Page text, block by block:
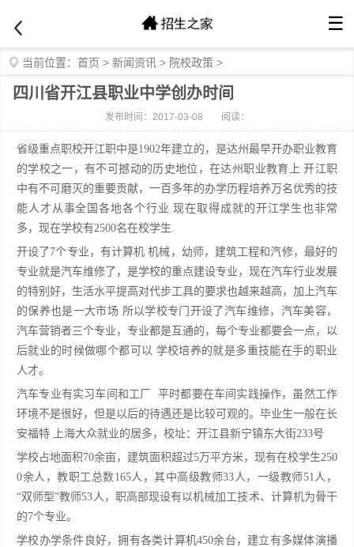
☰
当前位置： 首页 > 新闻资讯 > 院校政策 >
四川省开江县职业中学创办时间
发布时间：2017-03-08 阅读：
省级重点职校开江职中是1902年建立的，是达州最早开办职业教育
的学校之一，有不可撼动的历史地位，在达州职业教育上 开江职
中有不可磨灭的重要贡献，一百多年的办学历程培养万名优秀的技
能人才从事全国各地各个行业 现在取得成就的开江学生也非常
多，现在学校有2500名在校学生.
开设了7个专业，有计算机 机械，幼师，建筑工程和汽修，最好的
专业就是汽车维修了，是学校的重点建设专业，现在汽车行业发展
的特别好，生活水平提高对代步工具的要求也越来越高，加上汽车
的保养也是一大市场 所以学校专门开设了汽车维修，汽车美容，
汽车营销者三个专业，专业都是互通的，每个专业都要会一点，以
后就业的时候做哪个都可以 学校培养的就是多重技能在手的职业
人才。
汽车专业有实习车间和工厂 平时都要在车间实践操作，虽然工作
环境不是很好，但是以后的待遇还是比较可观的。毕业生一般在长
安福特 上海大众就业的居多，校址：开江县新宁镇东大街233号
学校占地面积70余亩，建筑面积超过5万平方米，现有在校学生250
0余人，教职工总数165人，其中高级教师33人，一级教师51人，
“双师型”教师53人，职高部现设有以机械加工技术、计算机为骨干
的7个专业。
学校办学条件良好，拥有各类计算机450余台，建立有多媒体演播